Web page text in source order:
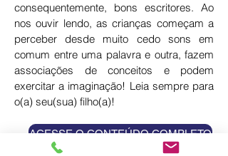
consequentemente, bons escritores. Ao
nos ouvir lendo, as crianças começam a
perceber desde muito cedo sons em
comum entre uma palavra e outra, fazem
associações de conceitos e podem
exercitar a imaginação! Leia sempre para
o(a) seu(sua) filho(a)!
ACESSE O CONTEÚDO COMPLETO